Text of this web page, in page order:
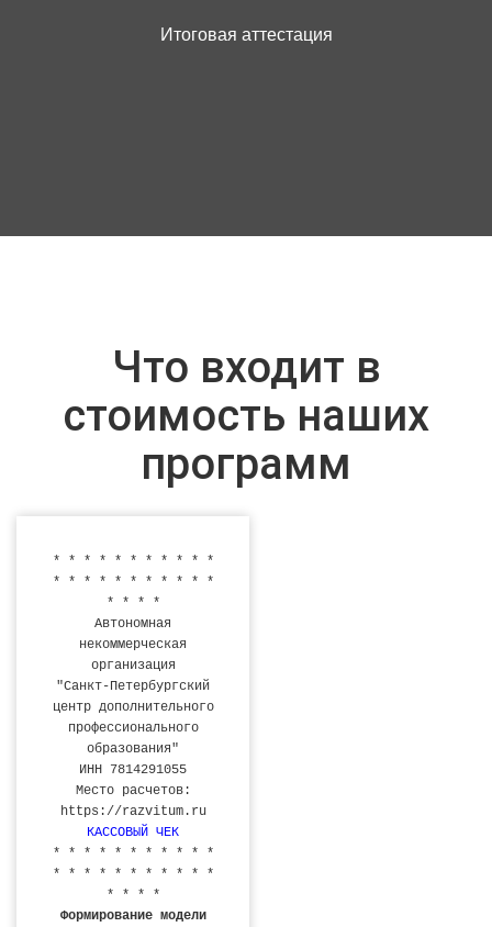
Итоговая аттестация
Что входит в
стоимость наших
программ
* * * * * * * * * * *
* * * * * * * * * * *
* * * *
Автономная
некоммерческая
организация
"Санкт-Петербургский
центр дополнительного
профессионального
образования"
ИНН 7814291055
Место расчетов:
https://razvitum.ru
КАССОВЫЙ ЧЕК
* * * * * * * * * * *
* * * * * * * * * * *
* * * *
Формирование модели